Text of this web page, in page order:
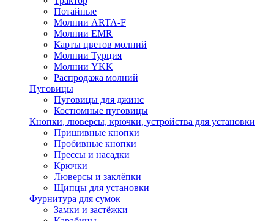
Потайные
Молнии ARTA-F
Молнии EMR
Карты цветов молний
Молнии Турция
Молнии YKK
Распродажа молний
Пуговицы
Пуговицы для джинс
Костюмные пуговицы
Кнопки, люверсы, крючки, устройства для установки
Пришивные кнопки
Пробивные кнопки
Прессы и насадки
Крючки
Люверсы и заклёпки
Щипцы для установки
Фурнитура для сумок
Замки и застёжки